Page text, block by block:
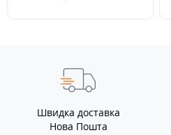
Швидка доставка
Нова Пошта